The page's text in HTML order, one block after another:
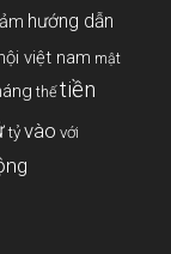
hướng dẫn
việt nam mật
thế tiền
tỷ vào với